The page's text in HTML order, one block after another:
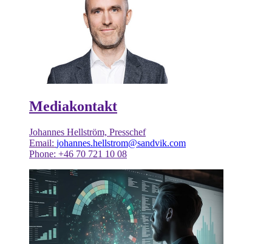
Mediakontakt
Johannes Hellström, Presschef
Email: johannes.hellstrom@sandvik.com
Phone: +46 70 721 10 08